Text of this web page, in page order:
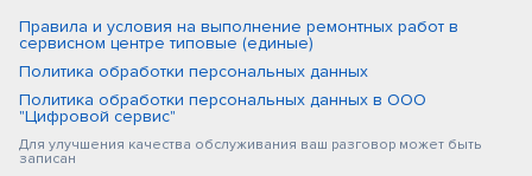
Правила и условия на выполнение ремонтных работ в
сервисном центре типовые (единые)
Политика обработки персональных данных
Политика обработки персональных данных в ООО
"Цифровой сервис"
Для улучшения качества обслуживания ваш разговор может быть
записан